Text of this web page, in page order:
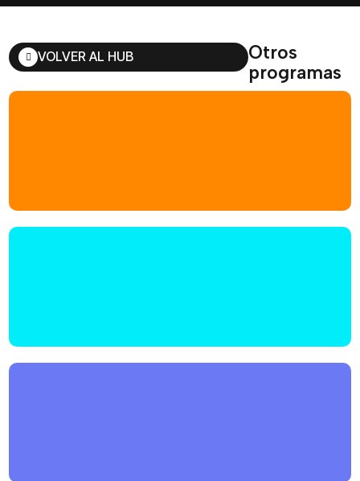
Otros
programas
VOLVER AL HUB